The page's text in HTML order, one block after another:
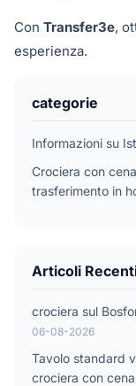
Con Transfer3e,
esperienza.
categorie
Informazioni su
Crociera con
trasferimento in
Articoli
crociera sul
06-08-2026
Tavolo standard
crociera con